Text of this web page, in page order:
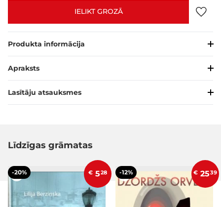
IELIKT GROZĀ
Produkta informācija
Apraksts
Lasītāju atsauksmes
Līdzīgas grāmatas
-20% € 528 -12% € 2539